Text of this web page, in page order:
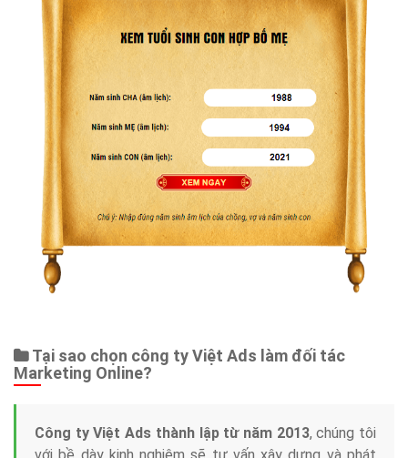
Tại sao chọn công ty Việt Ads làm đối tác
Marketing Online?
Công ty Việt Ads thành lập từ năm 2013, chúng tôi